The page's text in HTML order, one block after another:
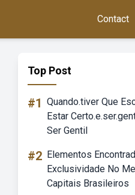
Contact
Top Post
#1 Quando.tiver Que
Estar
Ser Gentil
#2 Elementos
Exclusividade No
Capitais Brasileiros